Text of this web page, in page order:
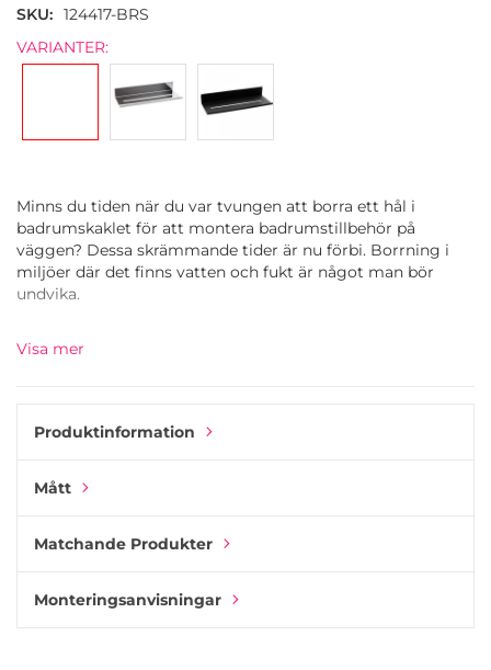
SKU
124417-BRS
VARIANTER:
Minns du tiden när du var tvungen att borra ett hål i
badrumskaklet för att montera badrumstillbehör på
väggen? Dessa skrämmande tider är nu förbi. Borrning i
miljöer där det finns vatten och fukt är något man bör
undvika.
Base-serien av badrumstillbehör kräver ingen borrning eller
punktering av tätningsskiktet i badrumsväggen. Istället har
av en professionell hantverkare längre. Du kan göra det helt
Badrumshyllan Base är tillverkad i rostfritt stål med en
med andra badrumstillbehör eller krokar i samma serie.
Visa mer
Produktinformation
Mått
Matchande Produkter
Monteringsanvisningar